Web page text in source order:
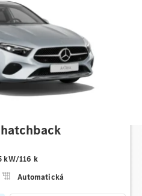
kW/116 k
Automatická